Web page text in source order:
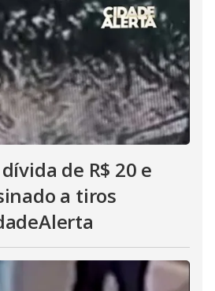
de R$ 20 e
a tiros